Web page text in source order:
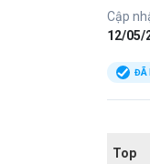
Cập
12/05/
ĐÃ
Top